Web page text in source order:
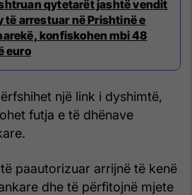
qytetarët jashtë vendit
të arrestuar në Prishtinë e
konfiskohen mbi 48
euro
një link i dyshimtë,
futja e të dhënave
paautorizuar arrijnë të kenë
dhe të përfitojnë mjete